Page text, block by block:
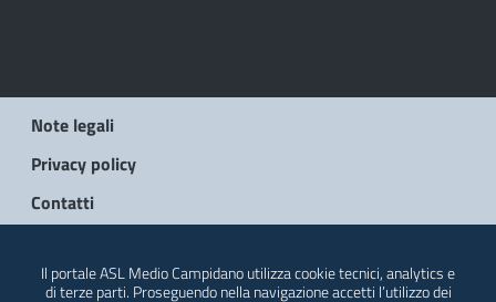
Note legali
Privacy policy
Contatti
Il portale ASL Medio Campidano utilizza cookie tecnici, analytics e
di terze parti. Proseguendo nella navigazione accetti l’utilizzo dei